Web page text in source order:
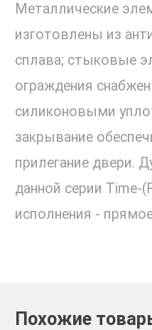
Металлические
изготовлены из
сплава; стыковые
ограждения
силиконовыми
закрывание
прилегание двери.
данной серии Time-
исполнения -
Похожие